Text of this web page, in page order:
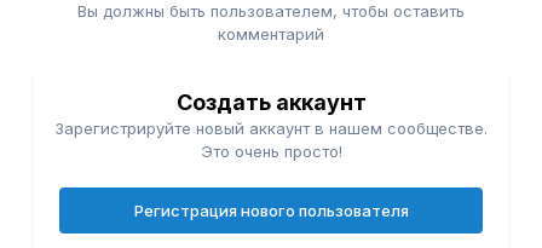
Вы должны быть пользователем, чтобы оставить
комментарий
Создать аккаунт
Зарегистрируйте новый аккаунт в нашем сообществе.
Это очень просто!
Регистрация нового пользователя